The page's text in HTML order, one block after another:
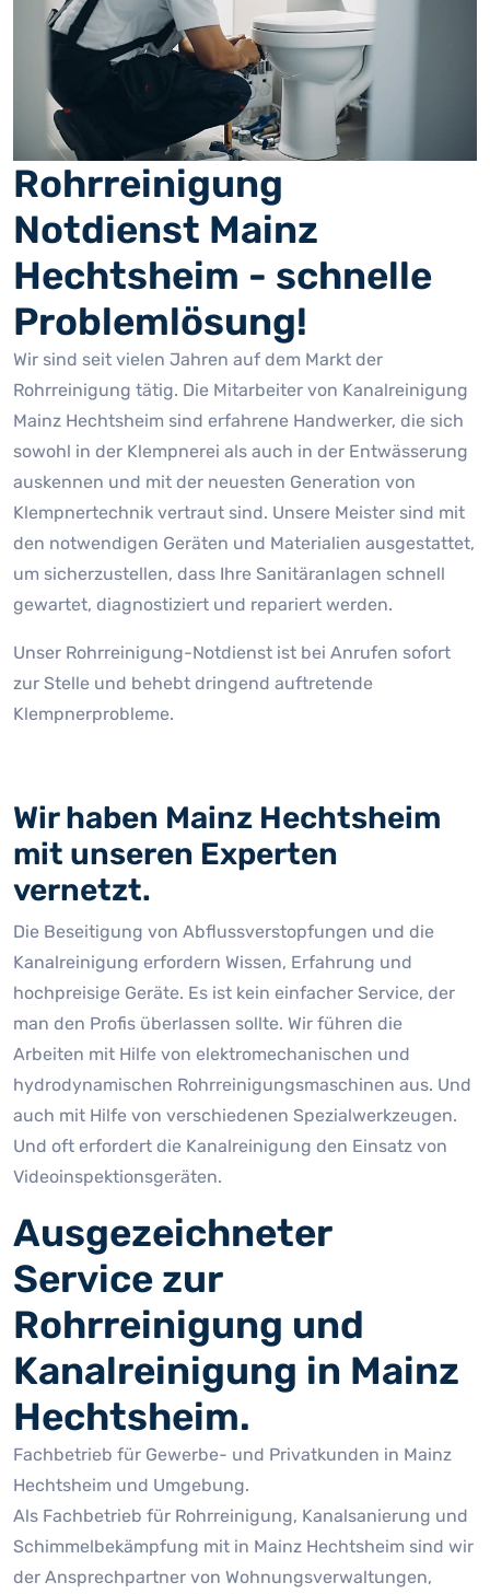
Rohrreinigung
Notdienst Mainz
Hechtsheim - schnelle
Problemlösung!
Wir sind seit vielen Jahren auf dem Markt der
Rohrreinigung tätig. Die Mitarbeiter von Kanalreinigung
Mainz Hechtsheim sind erfahrene Handwerker, die sich
sowohl in der Klempnerei als auch in der Entwässerung
auskennen und mit der neuesten Generation von
Klempnertechnik vertraut sind. Unsere Meister sind mit
den notwendigen Geräten und Materialien ausgestattet,
um sicherzustellen, dass Ihre Sanitäranlagen schnell
gewartet, diagnostiziert und repariert werden.
Unser Rohrreinigung-Notdienst ist bei Anrufen sofort
zur Stelle und behebt dringend auftretende
Klempnerprobleme.
Wir haben Mainz Hechtsheim
mit unseren Experten
vernetzt.
Die Beseitigung von Abflussverstopfungen und die
Kanalreinigung erfordern Wissen, Erfahrung und
hochpreisige Geräte. Es ist kein einfacher Service, der
man den Profis überlassen sollte. Wir führen die
Arbeiten mit Hilfe von elektromechanischen und
hydrodynamischen Rohrreinigungsmaschinen aus. Und
auch mit Hilfe von verschiedenen Spezialwerkzeugen.
Und oft erfordert die Kanalreinigung den Einsatz von
Videoinspektionsgeräten.
Ausgezeichneter
Service zur
Rohrreinigung und
Kanalreinigung in Mainz
Hechtsheim.
Fachbetrieb für Gewerbe- und Privatkunden in Mainz
Hechtsheim und Umgebung.
Als Fachbetrieb für Rohrreinigung, Kanalsanierung und
Schimmelbekämpfung mit in Mainz Hechtsheim sind wir
der Ansprechpartner von Wohnungsverwaltungen,